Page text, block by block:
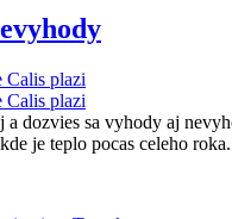
dozvies sa vyhody aj
je teplo pocas celeho